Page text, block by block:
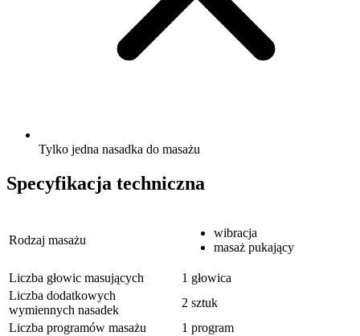
Tylko jedna nasadka do masażu
Specyfikacja techniczna
Rodzaj masażu
wibracja
masaż pukający
Liczba głowic masujących
1 głowica
Liczba dodatkowych
wymiennych nasadek
2 sztuk
Liczba programów masażu
1 program